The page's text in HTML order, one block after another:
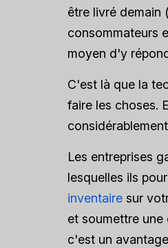
être livré demain
consommateurs
moyen d'y
C'est là que la
faire les choses.
Les entreprises
lesquelles ils
inventaire sur
et soumettre une
c'est un